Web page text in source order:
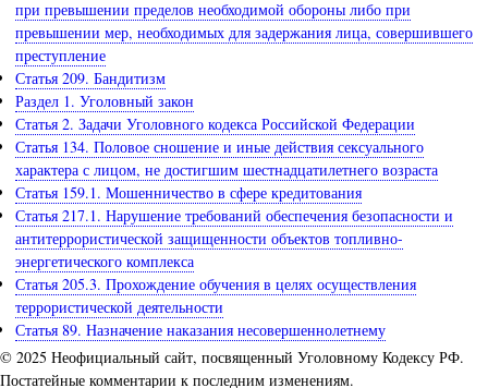
при превышении пределов необходимой обороны либо при
превышении мер, необходимых для задержания лица, совершившего
преступление
Статья 209. Бандитизм
Раздел 1. Уголовный закон
Статья 2. Задачи Уголовного кодекса Российской Федерации
Статья 134. Половое сношение и иные действия сексуального
характера с лицом, не достигшим шестнадцатилетнего возраста
Статья 159.1. Мошенничество в сфере кредитования
Статья 217.1. Нарушение требований обеспечения безопасности и
антитеррористической защищенности объектов топливно-
энергетического комплекса
Статья 205.3. Прохождение обучения в целях осуществления
террористической деятельности
Статья 89. Назначение наказания несовершеннолетнему
© 2025 Неофициальный сайт, посвященный Уголовному Кодексу РФ.
Постатейные комментарии к последним изменениям.